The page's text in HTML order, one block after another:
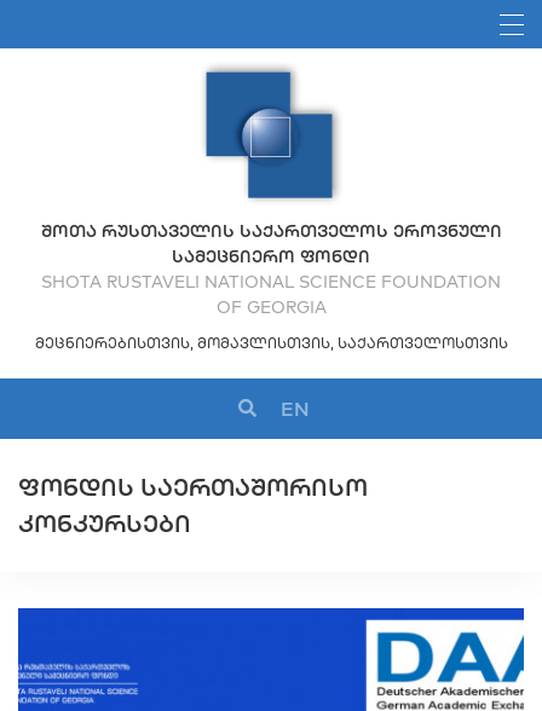
ᲨᲝᲗᲐ ᲠᲣᲡᲗᲐᲕᲔᲚᲘᲡ ᲡᲐᲥᲐᲠᲗᲕᲔᲚᲝᲡ ᲔᲠᲝᲕᲜᲣᲚᲘ
ᲡᲐᲛᲔᲪᲜᲘᲔᲠᲝ ᲤᲝᲜᲓᲘ
SHOTA RUSTAVELI NATIONAL SCIENCE FOUNDATION
OF GEORGIA
ᲛᲔᲪᲜᲘᲔᲠᲔᲑᲘᲡᲗᲕᲘᲡ, ᲛᲝᲛᲐᲕᲚᲘᲡᲗᲕᲘᲡ, ᲡᲐᲥᲐᲠᲗᲕᲔᲚᲝᲡᲗᲕᲘᲡ
EN
ᲤᲝᲜᲓᲘᲡ ᲡᲐᲔᲠᲗᲐᲨᲝᲠᲘᲡᲝ
ᲙᲝᲜᲙᲣᲠᲡᲔᲑᲘ